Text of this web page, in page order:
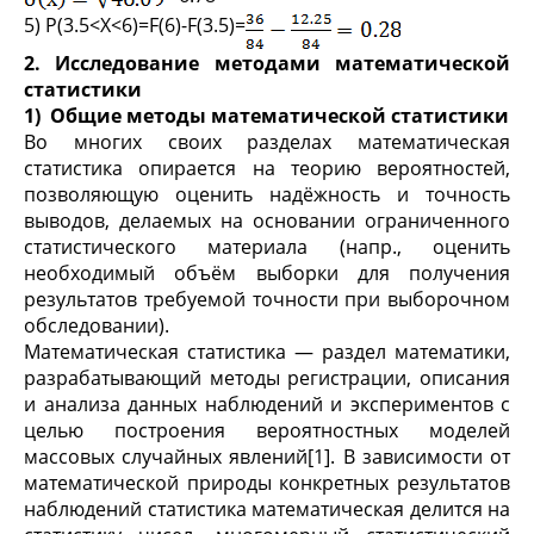
5) P(3.5<X<6)=F(6)-F(3.5)=
2. Исследование методами математической
статистики
1) Общие методы математической статистики
Во многих своих разделах математическая
статистика опирается на теорию вероятностей,
позволяющую оценить надёжность и точность
выводов, делаемых на основании ограниченного
статистического материала (напр., оценить
необходимый объём выборки для получения
результатов требуемой точности при выборочном
обследовании).
Математическая статистика — раздел математики,
разрабатывающий методы регистрации, описания
и анализа данных наблюдений и экспериментов с
целью построения вероятностных моделей
массовых случайных явлений[1]. В зависимости от
математической природы конкретных результатов
наблюдений статистика математическая делится на